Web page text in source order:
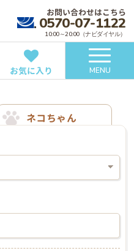
お問い合わせはこちら
0570-07-1122
10:00～20:00（ナビダイヤル）
お気に入り MENU
ネコちゃん